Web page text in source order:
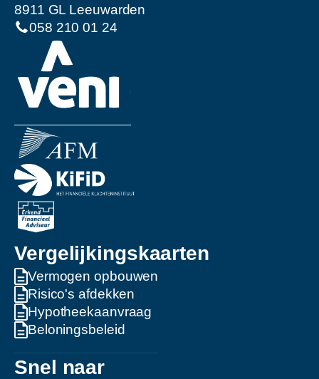
8911 GL Leeuwarden
058 210 01 24
Vergelijkingskaarten
Vermogen opbouwen
Risico's afdekken
Hypotheekaanvraag
Beloningsbeleid
Snel naar